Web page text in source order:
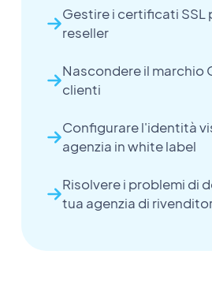
Gestire i certificati SSL
reseller
Nascondere il marchio
clienti
Configurare l'identità
agenzia in white label
Risolvere i problemi di
tua agenzia di